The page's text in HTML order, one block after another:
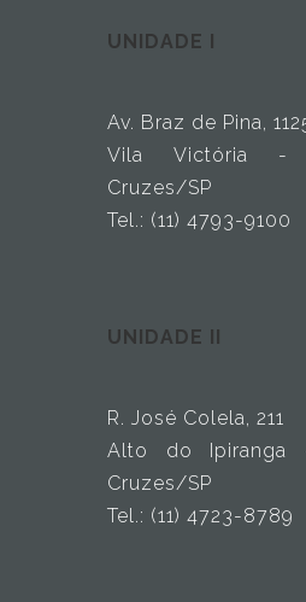
UNIDADE I
Av. Braz de Pina,
Vila Victória -
Cruzes/SP
Tel.: (11) 4793-9100
UNIDADE II
R. José Colela, 211
Alto do Ipiranga
Cruzes/SP
Tel.: (11) 4723-8789